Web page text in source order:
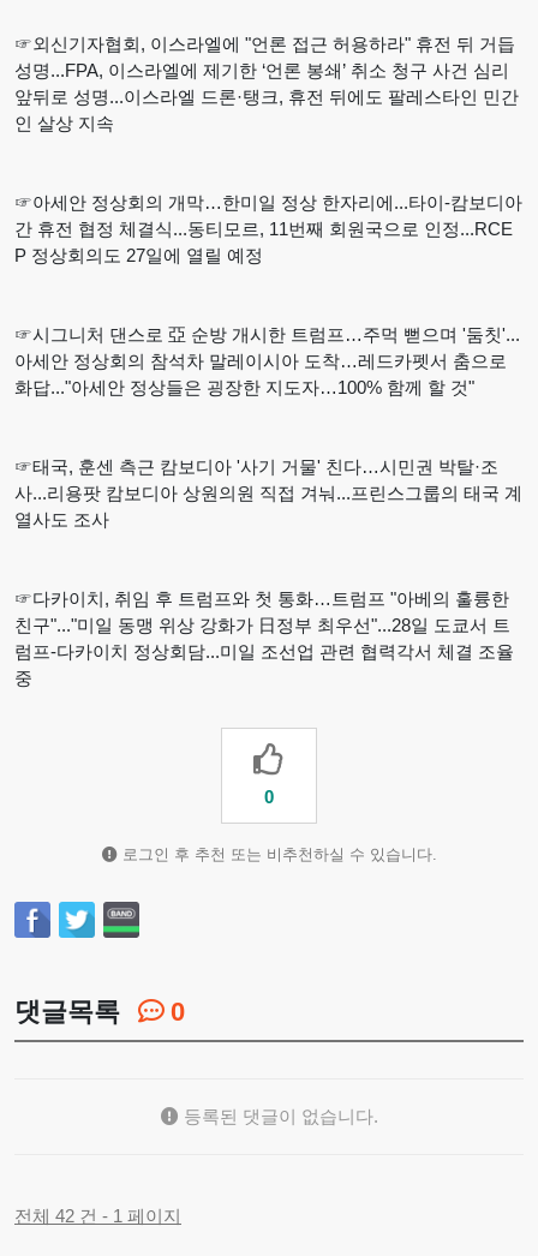
☞외신기자협회, 이스라엘에 "언론 접근 허용하라" 휴전 뒤 거듭
성명...FPA, 이스라엘에 제기한 ‘언론 봉쇄’ 취소 청구 사건 심리
앞뒤로 성명...이스라엘 드론·탱크, 휴전 뒤에도 팔레스타인 민간
인 살상 지속
☞아세안 정상회의 개막…한미일 정상 한자리에...타이-캄보디아
간 휴전 협정 체결식...동티모르, 11번째 회원국으로 인정...RCE
P 정상회의도 27일에 열릴 예정
☞시그니처 댄스로 亞 순방 개시한 트럼프…주먹 뻗으며 '둠칫'...
아세안 정상회의 참석차 말레이시아 도착…레드카펫서 춤으로
화답..."아세안 정상들은 굉장한 지도자…100% 함께 할 것"
☞태국, 훈센 측근 캄보디아 '사기 거물' 친다…시민권 박탈·조
사...리용팟 캄보디아 상원의원 직접 겨눠...프린스그룹의 태국 계
열사도 조사
☞다카이치, 취임 후 트럼프와 첫 통화…트럼프 "아베의 훌륭한
친구"..."미일 동맹 위상 강화가 日정부 최우선"...28일 도쿄서 트
럼프-다카이치 정상회담...미일 조선업 관련 협력각서 체결 조율
중
0
로그인 후 추천 또는 비추천하실 수 있습니다.
댓글목록 0
등록된 댓글이 없습니다.
전체 42 건 - 1 페이지